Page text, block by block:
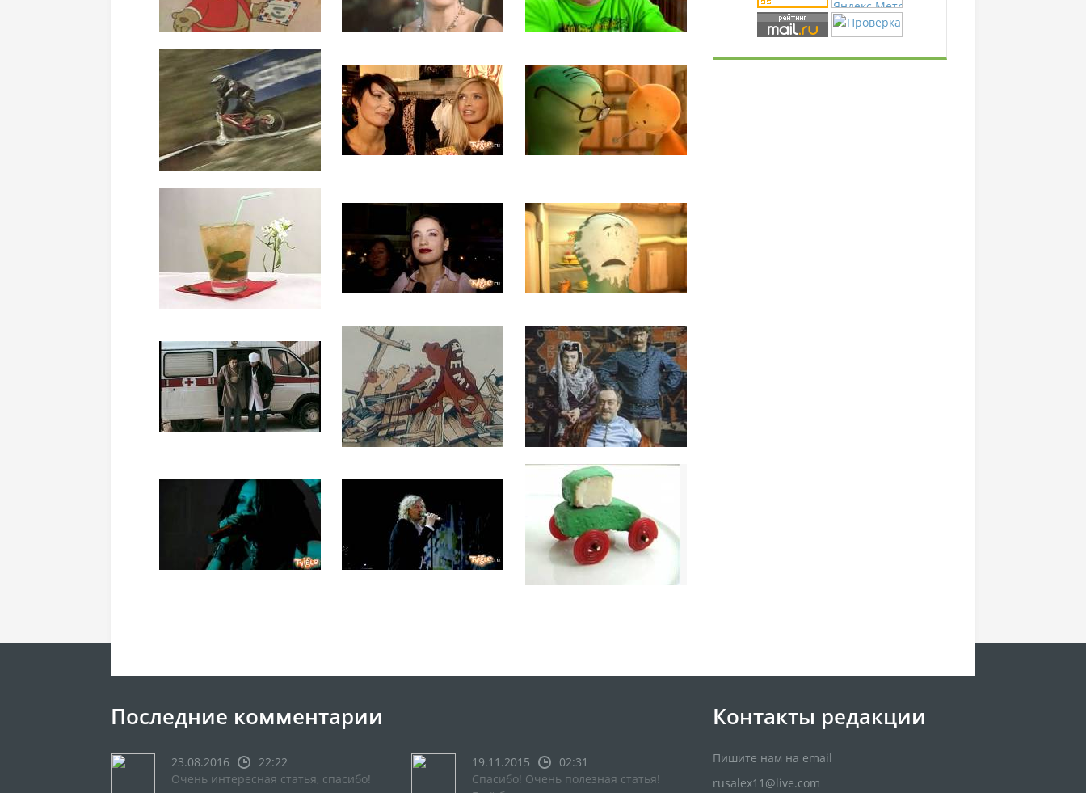
Последние комментарии
23.08.2016
22:22
Очень интересная статья, спасибо!
19.11.2015
02:31
Спасибо! Очень полезная статья!
Контакты редакции
Пишите нам на email
rusalex11@live.com